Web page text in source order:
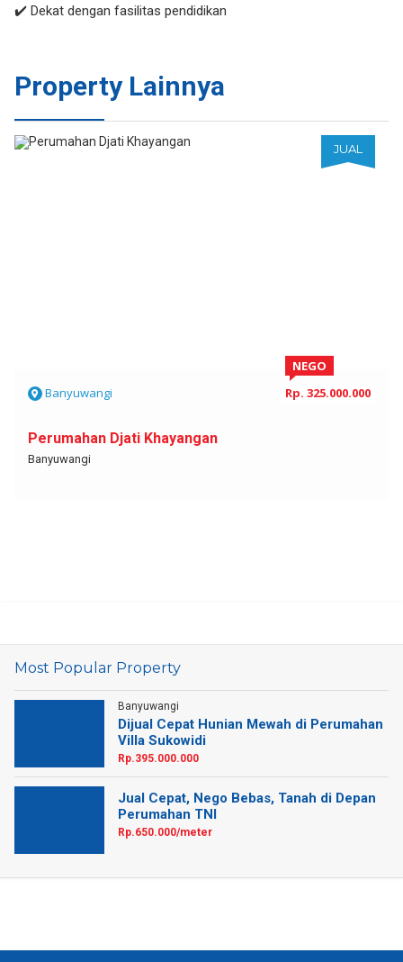
✔️ Dekat dengan fasilitas pendidikan
Property Lainnya
JUAL
Banyuwangi Rp. 325.000.000
NEGO
Perumahan Djati Khayangan
Banyuwangi
Most Popular Property
Banyuwangi
Dijual Cepat Hunian Mewah di Perumahan
Villa Sukowidi
Rp.395.000.000
Jual Cepat, Nego Bebas, Tanah di Depan
Perumahan TNI
Rp.650.000/meter